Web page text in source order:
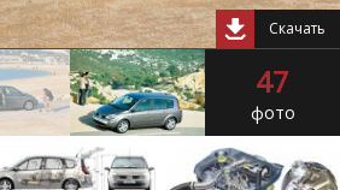
Скачать
47
фото